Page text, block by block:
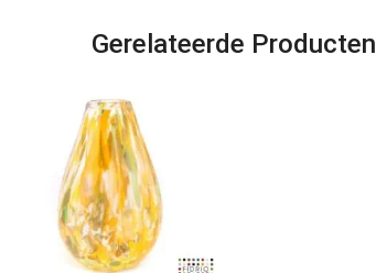
Gerelateerde Producten